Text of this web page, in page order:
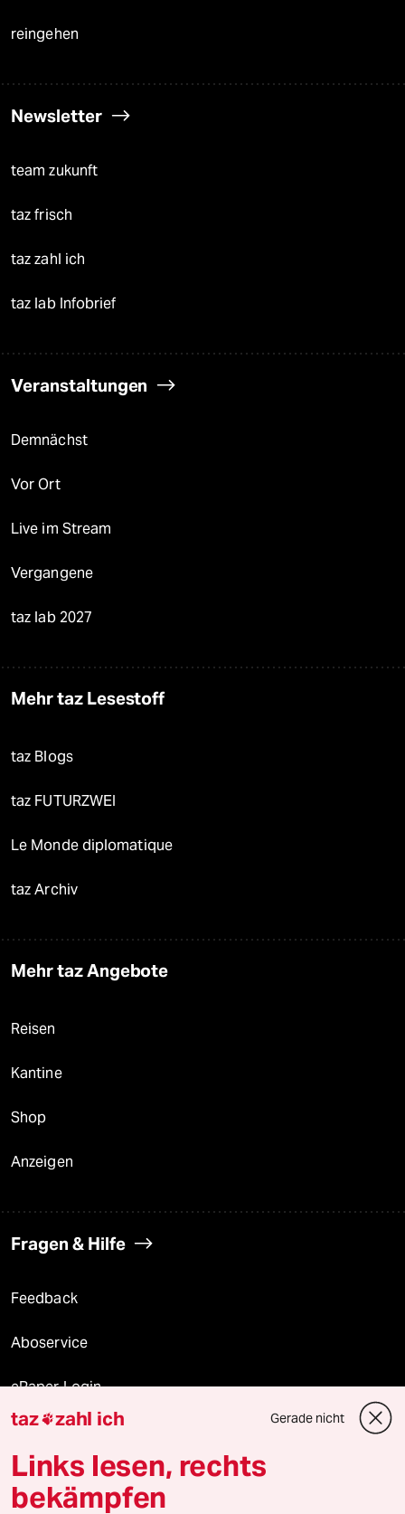
reingehen
Newsletter
team zukunft
taz frisch
taz zahl ich
taz lab Infobrief
Veranstaltungen
Demnächst
Vor Ort
Live im Stream
Vergangene
taz lab 2027
Mehr taz Lesestoff
taz Blogs
taz FUTURZWEI
Le Monde diplomatique
taz Archiv
Mehr taz Angebote
Reisen
Kantine
Shop
Anzeigen
Fragen & Hilfe
Feedback
Aboservice
ePaper Login
Downloads für Abonnierende
taz zahl ich Gerade nicht
Links lesen, rechts
bekämpfen